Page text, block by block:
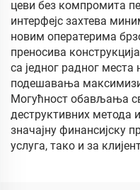
цеви без компромита
интерфејс захтева
новим оператерима
преносива
са једног радног
подешавања
Могућност обављања
деструктивних
значајну финансијску
услуга, тако и за